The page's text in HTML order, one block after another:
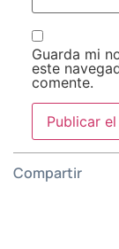
Guarda mi
este
comente.
Compartir